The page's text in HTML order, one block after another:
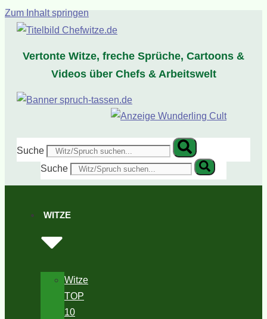
Zum Inhalt springen
Vertonte Witze, freche Sprüche, Cartoons &
Videos über Chefs & Arbeitswelt
Suche
Suche
WITZE
Witze
TOP
10